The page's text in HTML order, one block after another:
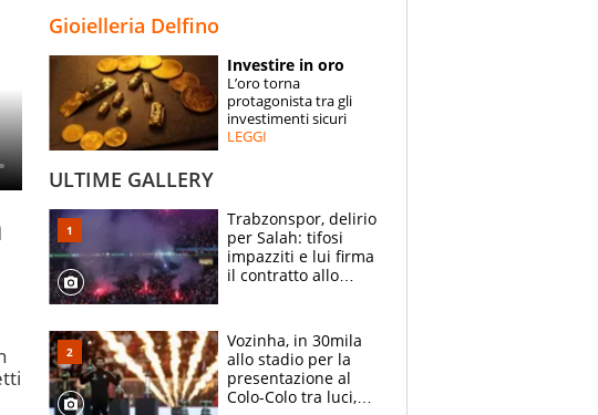
ESPERTI
CONTATTI
Gioielleria Delfino
Investire in oro
L’oro torna
protagonista tra gli
investimenti sicuri
LEGGI
ULTIME GALLERY
Trabzonspor, delirio
per Salah: tifosi
impazziti e lui firma
il contratto allo
Vozinha, in 30mila
allo stadio per la
presentazione al
Colo-Colo tra luci,